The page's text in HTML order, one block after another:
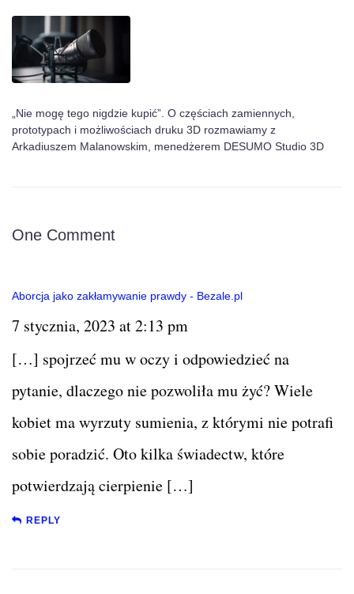
„Nie mogę tego nigdzie kupić”. O częściach zamiennych,
prototypach i możliwościach druku 3D rozmawiamy z
Arkadiuszem Malanowskim, menedżerem DESUMO Studio 3D
One Comment
Aborcja jako zakłamywanie prawdy - Bezale.pl
7 stycznia, 2023 at 2:13 pm
[…] spojrzeć mu w oczy i odpowiedzieć na
pytanie, dlaczego nie pozwoliła mu żyć? Wiele
kobiet ma wyrzuty sumienia, z którymi nie potrafi
sobie poradzić. Oto kilka świadectw, które
potwierdzają cierpienie […]
REPLY